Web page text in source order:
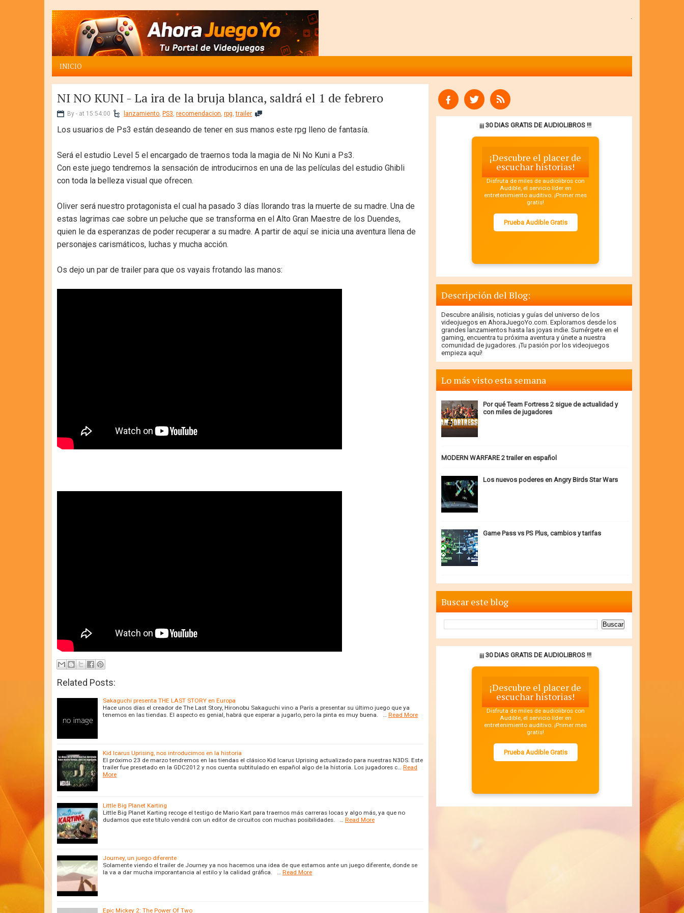
.
INICIO
NI NO KUNI - La ira de la bruja blanca, saldrá el 1 de febrero
By - at 15:54:00 lanzamiento, PS3, recomendacion, rpg,trailer
Los usuarios de Ps3 están deseando de tener en sus manos este rpg lleno de fantasía.
Será el estudio Level 5 el encargado de traernos toda la magia de Ni No Kuni a Ps3.
Con este juego tendremos la sensación de introducirnos en una de las películas del estudio Ghibli
con toda la belleza visual que ofrecen.
Oliver será nuestro protagonista el cual ha pasado 3 días llorando tras la muerte de su madre. Una de
estas lagrimas cae sobre un peluche que se transforma en el Alto Gran Maestre de los Duendes,
quien le da esperanzas de poder recuperar a su madre. A partir de aquí se inicia una aventura llena de
personajes carismáticos, luchas y mucha acción.
Os dejo un par de trailer para que os vayais frotando las manos:
Related Posts:
Sakaguchi presenta THE LAST STORY en Europa
Hace unos días el creador de The Last Story, Hironobu Sakaguchi vino a París a presentar su último juego que ya
tenemos en las tiendas. El aspecto es genial, habrá que esperar a jugarlo, pero la pinta es muy buena. … Read More
Kid Icarus Uprising, nos introducimos en la historia
El próximo 23 de marzo tendremos en las tiendas el clásico Kid Icarus Uprising actualizado para nuestras N3DS. Este
trailer fue presetado en la GDC2012 y nos cuenta subtitulado en español algo de la historia. Los jugadores c… Read
More
Little Big Planet Karting
Little Big Planet Karting recoge el testigo de Mario Kart para traernos más carreras locas y algo más, ya que no
dudamos que este título vendrá con un editor de circuitos con muchas posibilidades. … Read More
Journey, un juego diferente
Solamente viendo el trailer de Journey ya nos hacemos una idea de que estamos ante un juego diferente, donde se
la va a dar mucha imporantancia al estilo y la calidad gráfica. … Read More
Epic Mickey 2: The Power Of Two
¡¡¡ 30 DIAS GRATIS DE AUDIOLIBROS !!!
¡Descubre el placer de
escuchar historias!
Disfruta de miles de audiolibros con
Audible, el servicio líder en
entretenimiento auditivo. ¡Primer mes
gratis!
Prueba Audible Gratis
Descripción del Blog:
Descubre análisis, noticias y guías del universo de los
videojuegos en AhoraJuegoYo.com. Exploramos desde los
grandes lanzamientos hasta las joyas indie. Sumérgete en el
gaming, encuentra tu próxima aventura y únete a nuestra
comunidad de jugadores. ¡Tu pasión por los videojuegos
empieza aquí!
Lo más visto esta semana
Por qué Team Fortress 2 sigue de actualidad y
con miles de jugadores
MODERN WARFARE 2 trailer en español
Los nuevos poderes en Angry Birds Star Wars
Game Pass vs PS Plus, cambios y tarifas
Buscar este blog
¡¡¡ 30 DIAS GRATIS DE AUDIOLIBROS !!!
¡Descubre el placer de
escuchar historias!
Disfruta de miles de audiolibros con
Audible, el servicio líder en
entretenimiento auditivo. ¡Primer mes
gratis!
Prueba Audible Gratis